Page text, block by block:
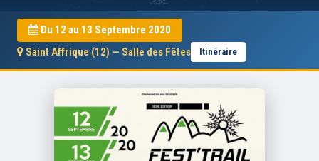
Du 12 au 13 Septembre 2020
Saint Affrique (12) — Salle des Fêtes
Itinéraire